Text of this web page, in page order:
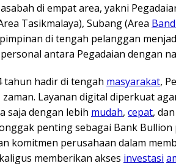
di empat area, yakni
Tasikmalaya), Subang (Area
di tengah pelanggan
antara Pegadaian dengan
tahun hadir di tengah masyarakat,
Layanan digital diperkuat
saja dengan lebih mudah, cepat, dan
penting sebagai Bank Bullion
komitmen perusahaan dalam
memberikan akses investasi